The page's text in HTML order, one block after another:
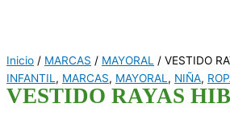
Inicio / MARCAS / MAYORAL
/ VESTIDO
INFANTIL , MARCAS, MAYORAL , NIÑA,
VESTIDO RAYAS